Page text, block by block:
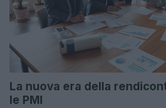
La nuova era della
le PMI